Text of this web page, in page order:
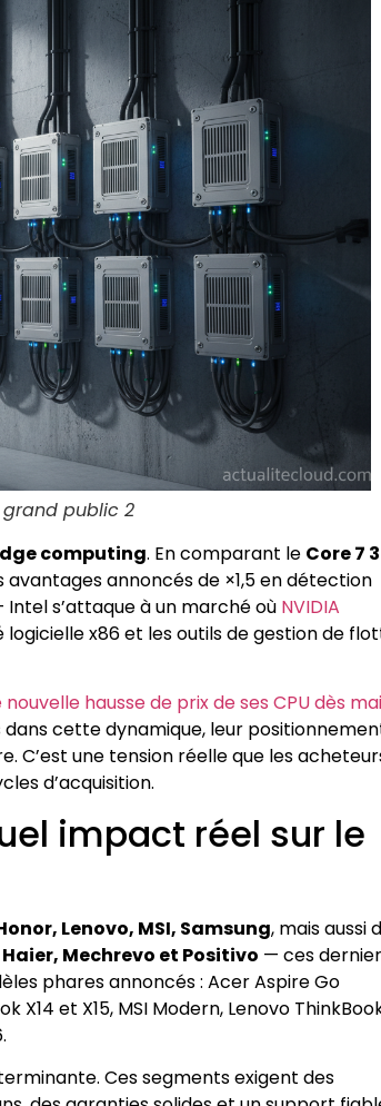
grand public 2
computing. En comparant le Core 7
annoncés de ×1,5 en détection
Intel s’attaque à un marché où NVIDIA
logicielle x86 et les outils de gestion de
hausse de prix de ses CPU dès mai
dans cette dynamique, leur
C’est une tension réelle que les
d’acquisition.
impact réel sur le
Lenovo, MSI, Samsung, mais aussi
Mechrevo et Positivo — ces
phares annoncés : Acer Aspire Go
X14 et X15, MSI Modern, Lenovo
Ces segments exigent des